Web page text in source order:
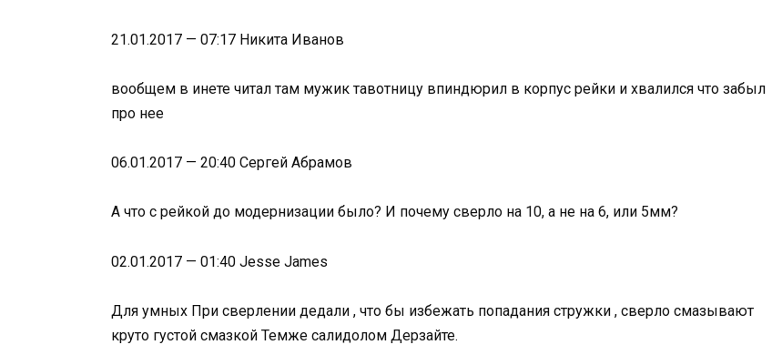
21.01.2017 — 07:17 Никита Иванов
вообщем в инете читал там мужик тавотницу впиндюрил в корпус рейки и хвалился что забыл
про нее
06.01.2017 — 20:40 Сергей Абрамов
А что с рейкой до модернизации было? И почему сверло на 10, а не на 6, или 5мм?
02.01.2017 — 01:40 Jesse James
Для умных При сверлении дедали , что бы избежать попадания стружки , сверло смазывают
круто густой смазкой Темже салидолом Дерзайте.